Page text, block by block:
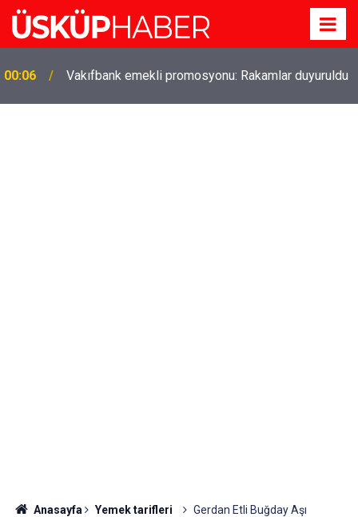
19:21
Gözde oldu! Hem köy hem mahalle hayatı iç içe!
İzmir'deki doğal semt
Anasayfa Yemek tarifleri
Gerdan Etli Buğday Aşı